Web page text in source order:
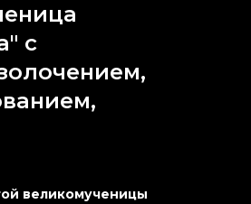
с
великомученицы